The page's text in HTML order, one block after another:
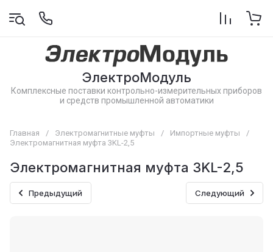
ЭлектроМодуль
Комплексные поставки контрольно-измерительных приборов
и средств промышленной автоматики
Главная / Электромагнитные муфты / Импортные муфты
/
Электромагнитная муфта 3KL-2,5
Электромагнитная муфта 3KL-2,5
Предыдущий Следующий